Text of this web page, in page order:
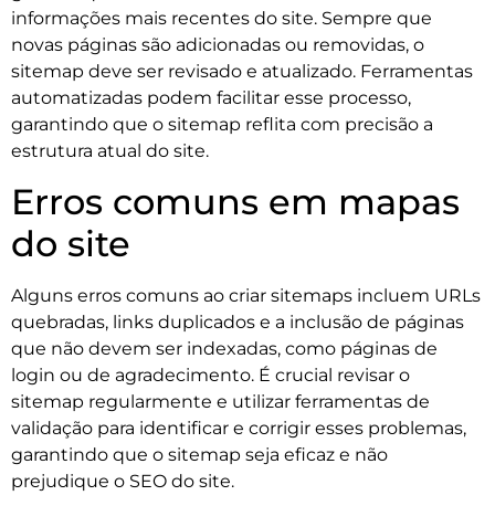
informações mais recentes do site. Sempre que
novas páginas são adicionadas ou removidas, o
sitemap deve ser revisado e atualizado. Ferramentas
automatizadas podem facilitar esse processo,
garantindo que o sitemap reflita com precisão a
estrutura atual do site.
Erros comuns em mapas
do site
Alguns erros comuns ao criar sitemaps incluem URLs
quebradas, links duplicados e a inclusão de páginas
que não devem ser indexadas, como páginas de
login ou de agradecimento. É crucial revisar o
sitemap regularmente e utilizar ferramentas de
validação para identificar e corrigir esses problemas,
garantindo que o sitemap seja eficaz e não
prejudique o SEO do site.